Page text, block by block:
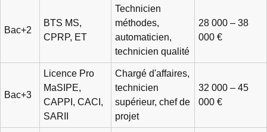
Bac+2
BTS MS,
CPRP, ET
Technicien
méthodes,
automaticien,
technicien qualité
28 000 – 38
000 €
Bac+3
Licence Pro
MaSIPE,
CAPPI, CACI,
SARII
Chargé d'affaires,
technicien
supérieur, chef de
projet
32 000 – 45
000 €